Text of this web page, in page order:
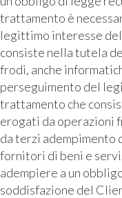
trattamento è
legittimo interesse
consiste nella tutela
frodi, anche
perseguimento del
trattamento che
erogati da operazioni
da terzi adempimento
fornitori di beni e
adempiere a un
soddisfazione del